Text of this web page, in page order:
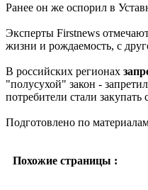
Ранее он же оспорил в
Эксперты Firstnews
жизни и рождаемость, с
В российских регионах
"полусухой" закон -
потребители стали закупать
Подготовлено по
Похожие страницы :